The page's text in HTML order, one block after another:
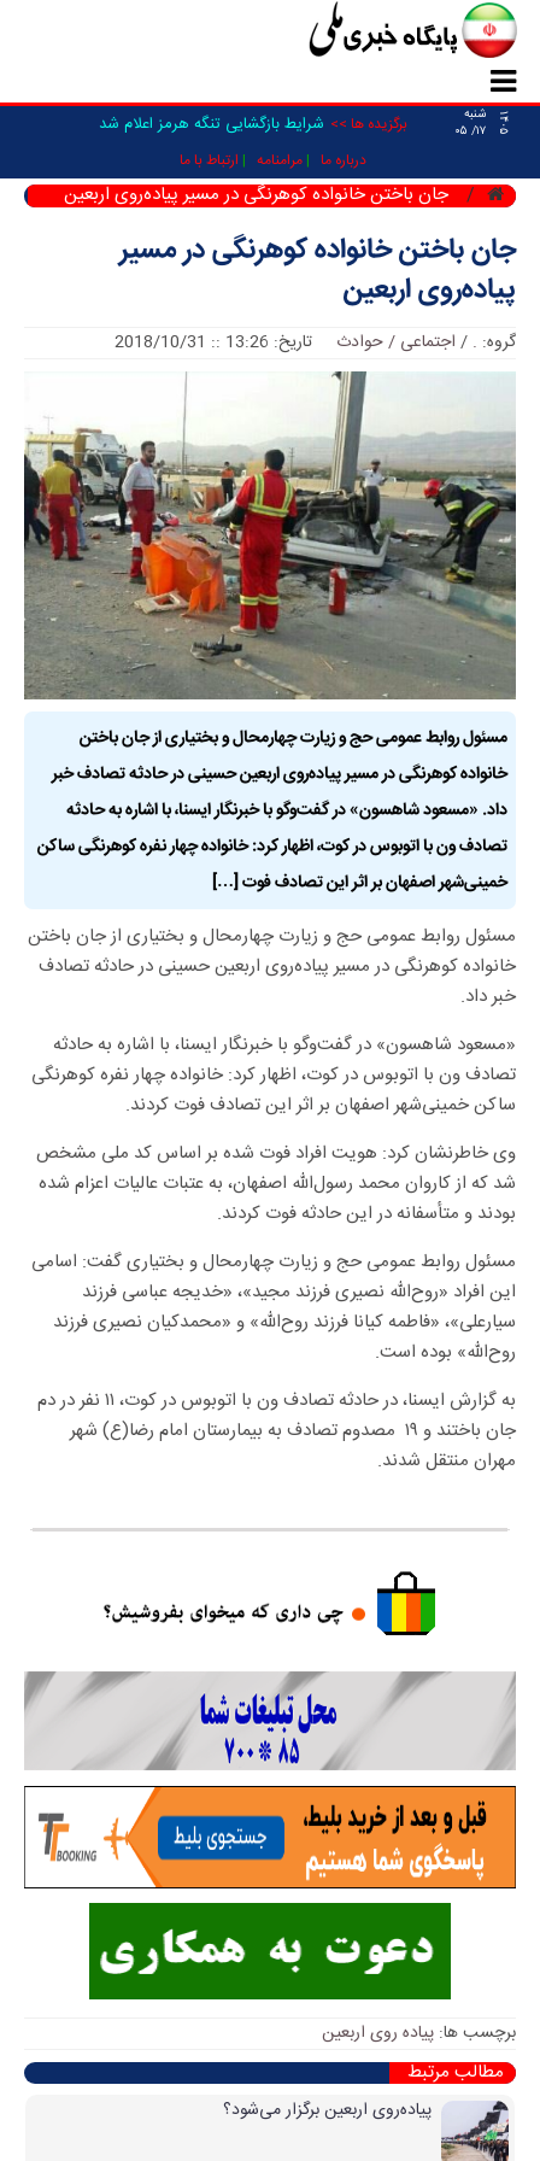
۱۴۰۵
شنبه
۱۷/ ۰۵
برگزیده ها >> شرایط بازگشایی تنگه هرمز اعلام شد
درباره ما مرامنامه ارتباط با ما
جان باختن خانواده کوهرنگی در مسیر پیاده‌روی اربعین
جان باختن خانواده کوهرنگی در مسیر
پیاده‌روی اربعین
گروه: .
/ اجتماعی / حوادث تاریخ: 13:26 :: 2018/10/31
مسئول روابط عمومی حج و زیارت چهارمحال و بختیاری از جان باختن
خانواده کوهرنگی در مسیر پیاده‌روی اربعین حسینی در حادثه تصادف خبر
داد. «مسعود شاهسون» در گفت‌وگو با خبرنگار ایسنا، با اشاره به حادثه
تصادف ون با اتوبوس در کوت، اظهار کرد: خانواده چهار نفره کوهرنگی ساکن
خمینی‌شهر اصفهان بر اثر این تصادف فوت […]
مسئول روابط عمومی حج و زیارت چهارمحال و بختیاری از جان باختن
خانواده کوهرنگی در مسیر پیاده‌روی اربعین حسینی در حادثه تصادف
خبر داد.
«مسعود شاهسون» در گفت‌وگو با خبرنگار ایسنا، با اشاره به حادثه
تصادف ون با اتوبوس در کوت، اظهار کرد: خانواده چهار نفره کوهرنگی
ساکن خمینی‌شهر اصفهان بر اثر این تصادف فوت کردند.
وی خاطرنشان کرد: هویت افراد فوت شده بر اساس کد ملی مشخص
شد که از کاروان محمد رسول‌الله اصفهان، به عتبات عالیات اعزام شده
بودند و متأسفانه در این حادثه فوت کردند.
مسئول روابط عمومی حج و زیارت چهارمحال و بختیاری گفت: اسامی
این افراد «روح‌الله نصیری فرزند مجید»، «خدیجه عباسی فرزند
سیارعلی»، «فاطمه کیانا فرزند روح‌الله» و «محمدکیان نصیری فرزند
روح‌الله» بوده است.
به گزارش ایسنا، در حادثه تصادف ون با اتوبوس در کوت، ۱۱ نفر در دم
جان باختند و ۱۹ مصدوم تصادف به بیمارستان امام رضا(ع) شهر
مهران منتقل شدند.
برچسب ها: پیاده روی اربعین
مطالب مرتبط
پیاده‌روی اربعین برگزار می‌شود؟